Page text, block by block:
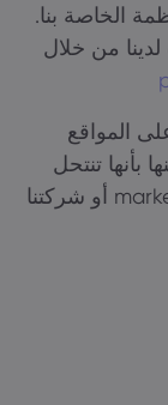
الخاصة بنا.
من خلال
المواقع
بأنها تنتحل
هوية الشركة أو العلامة التجارية markets.com أو شركتنا